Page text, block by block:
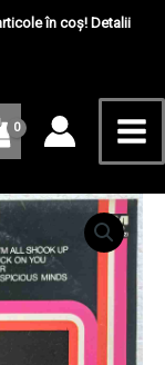
în coș! Detalii